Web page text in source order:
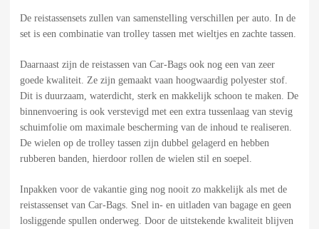
De reistassensets zullen van samenstelling verschillen per auto. In de
set is een combinatie van trolley tassen met wieltjes en zachte tassen.
Daarnaast zijn de reistassen van Car-Bags ook nog een van zeer
goede kwaliteit. Ze zijn gemaakt vaan hoogwaardig polyester stof.
Dit is duurzaam, waterdicht, sterk en makkelijk schoon te maken. De
binnenvoering is ook verstevigd met een extra tussenlaag van stevig
schuimfolie om maximale bescherming van de inhoud te realiseren.
De wielen op de trolley tassen zijn dubbel gelagerd en hebben
rubberen banden, hierdoor rollen de wielen stil en soepel.
Inpakken voor de vakantie ging nog nooit zo makkelijk als met de
reistassenset van Car-Bags. Snel in- en uitladen van bagage en geen
losliggende spullen onderweg. Door de uitstekende kwaliteit blijven